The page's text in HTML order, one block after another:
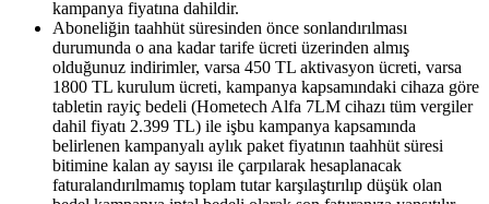
kampanya fiyatına dahildir.
Aboneliğin taahhüt süresinden önce sonlandırılması
durumunda o ana kadar tarife ücreti üzerinden almış
olduğunuz indirimler, varsa 450 TL aktivasyon ücreti, varsa
1800 TL kurulum ücreti, kampanya kapsamındaki cihaza göre
tabletin rayiç bedeli (Hometech Alfa 7LM cihazı tüm vergiler
dahil fiyatı 2.399 TL) ile işbu kampanya kapsamında
belirlenen kampanyalı aylık paket fiyatının taahhüt süresi
bitimine kalan ay sayısı ile çarpılarak hesaplanacak
faturalandırılmamış toplam tutar karşılaştırılıp düşük olan